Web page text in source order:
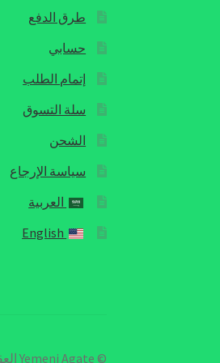
طرق الدفع
حسابي
إتمام الطلب
سلة التسوق
الشحن
سياسة الإرجاع
العربية
English
© Yemeni Agate العقيق اليماني 2026